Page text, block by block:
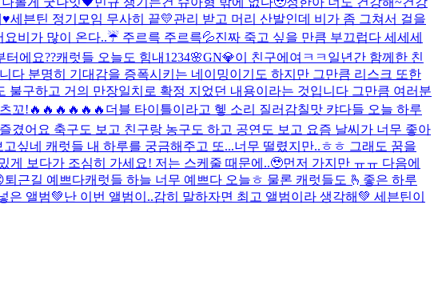
♥️세븐틴 정기모임 무사히 끝💛관리 받고 머리 산발인데 비가 좀 그쳐서 걸을
요비가 많이 온다..☔️ 주르륵 주르륵💦진짜 죽고 싶을 만큼 부끄럽다 세세세
터에요??캐럿들 오늘도 힘내 1234🌸GN💎이 친구에여ㅋㅋ 일년간 함께한 친
다 분명히 기대감을 증폭시키는 네이밍이기도 하지만 그만큼 리스크 또한
구하고 거의 만장일치로 확정 지었던 내용이라는 것입니다 그만큼 여러분
꼬!🔥🔥🔥🔥🔥🔥 더블 타이틀이라고 헿 소리 질러 감칠맛 캬다들 오늘 하루
겼어요 축구도 보고 친구랑 농구도 하고 공연도 보고 요즘 날씨가 너무 좋아
싶네 캐럿들 내 하루를 궁금해주고 또...너무 떨렸지만..ㅎㅎ 그래도 꿈을
보다가 조심히 가세요! 저는 스케줄 때문에..🥹먼저 가지만 ㅠㅠ 다음에
퇴근길 예쁘다캐럿들 하늘 너무 예쁘다 오늘ㅎ 물론 캐럿들도 🫰 좋은 하루
은 앨범💚난 이번 앨범이..감히 말하자면 최고 앨범이라 생각해💚 세븐틴이